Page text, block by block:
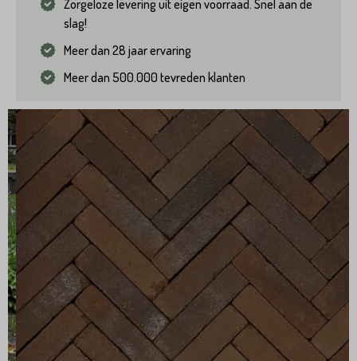
Zorgeloze levering uit eigen voorraad. Snel aan de
slag!
Meer dan 28 jaar ervaring
Meer dan 500.000 tevreden klanten